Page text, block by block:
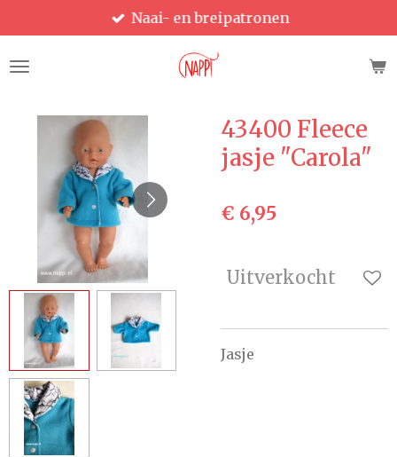
direct
naar
Naai- en breipatronen
43400 Fleece
jasje "Carola"
€ 6,95
Uitverkocht
Jasje